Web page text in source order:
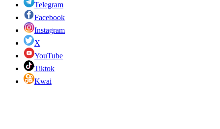
Telegram
Facebook
Instagram
X
YouTube
Tiktok
Kwai